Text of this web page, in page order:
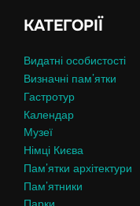
КАТЕГОРІЇ
Видатні особистості
Визначні пам’ятки
Гастротур
Календар
Музеї
Німці Києва
Пам’ятки архітектури
Пам’ятники